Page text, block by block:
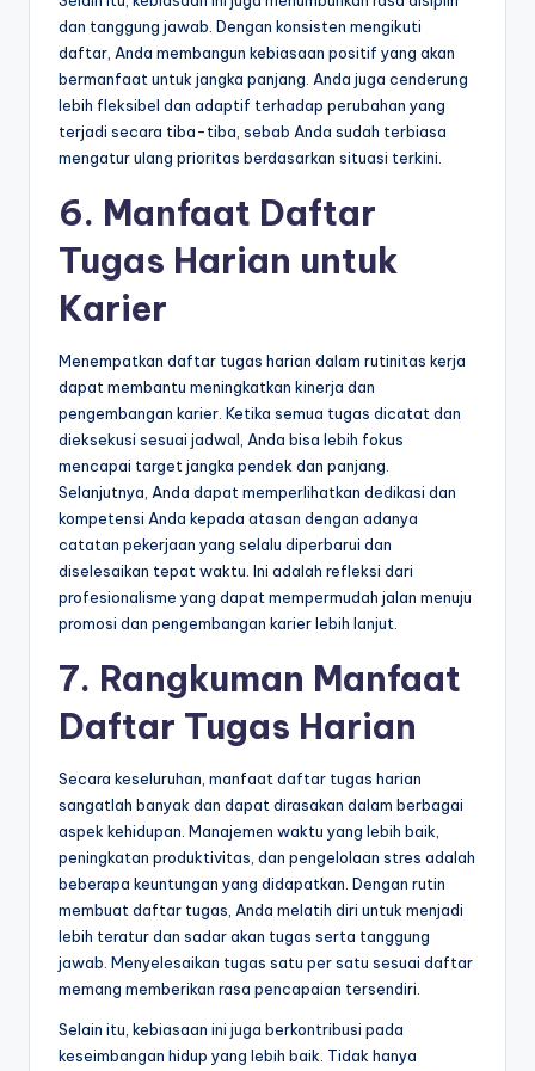
dan tanggung jawab. Dengan konsisten mengikuti
daftar, Anda membangun kebiasaan positif yang akan
bermanfaat untuk jangka panjang. Anda juga cenderung
lebih fleksibel dan adaptif terhadap perubahan yang
terjadi secara tiba-tiba, sebab Anda sudah terbiasa
mengatur ulang prioritas berdasarkan situasi terkini.
6. Manfaat Daftar
Tugas Harian untuk
Karier
Menempatkan daftar tugas harian dalam rutinitas kerja
dapat membantu meningkatkan kinerja dan
pengembangan karier. Ketika semua tugas dicatat dan
dieksekusi sesuai jadwal, Anda bisa lebih fokus
mencapai target jangka pendek dan panjang.
Selanjutnya, Anda dapat memperlihatkan dedikasi dan
kompetensi Anda kepada atasan dengan adanya
catatan pekerjaan yang selalu diperbarui dan
diselesaikan tepat waktu. Ini adalah refleksi dari
profesionalisme yang dapat mempermudah jalan menuju
promosi dan pengembangan karier lebih lanjut.
7. Rangkuman Manfaat
Daftar Tugas Harian
Secara keseluruhan, manfaat daftar tugas harian
sangatlah banyak dan dapat dirasakan dalam berbagai
aspek kehidupan. Manajemen waktu yang lebih baik,
peningkatan produktivitas, dan pengelolaan stres adalah
beberapa keuntungan yang didapatkan. Dengan rutin
membuat daftar tugas, Anda melatih diri untuk menjadi
lebih teratur dan sadar akan tugas serta tanggung
jawab. Menyelesaikan tugas satu per satu sesuai daftar
memang memberikan rasa pencapaian tersendiri.
Selain itu, kebiasaan ini juga berkontribusi pada
keseimbangan hidup yang lebih baik. Tidak hanya